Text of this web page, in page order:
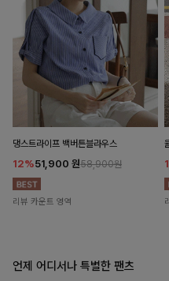
댕스트라이프 백버튼블라우스
12%51,900 원58,900원
리뷰 카운트 영역
언제 어디서나 특별한 팬츠